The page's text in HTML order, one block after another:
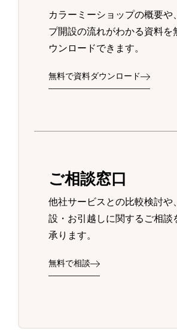
カラーミーショップの概要や
プ開設の流れがわかる資料を
ウンロードできます。
無料で資料ダウンロード
ご相談窓口
他社サービスとの比較検討や
設・お引越しに関するご相談
承ります。
無料で相談